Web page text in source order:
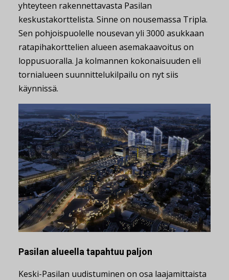
yhteyteen rakennettavasta Pasilan
keskustakorttelista. Sinne on nousemassa Tripla.
Sen pohjoispuolelle nousevan yli 3000 asukkaan
ratapihakorttelien alueen asemakaavoitus on
loppusuoralla. Ja kolmannen kokonaisuuden eli
tornialueen suunnittelukilpailu on nyt siis
käynnissä.
Pasilan alueella tapahtuu paljon
Keski-Pasilan uudistuminen on osa laajamittaista